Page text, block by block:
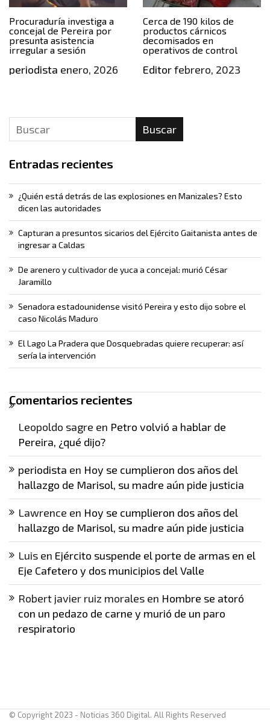
Procuraduría investiga a
concejal de Pereira por
presunta asistencia
irregular a sesión
periodista enero, 2026
Cerca de 190 kilos de
productos cárnicos
decomisados en
operativos de control
Editorfebrero, 2023
Buscar
Entradas recientes
¿Quién está detrás de las explosiones en Manizales? Esto
dicen las autoridades
Capturan a presuntos sicarios del Ejército Gaitanista antes de
ingresar a Caldas
De arenero y cultivador de yuca a concejal: murió César
Jaramillo
Senadora estadounidense visitó Pereira y esto dijo sobre el
caso Nicolás Maduro
El Lago La Pradera que Dosquebradas quiere recuperar: así
sería la intervención
Comentarios recientes
Leopoldo sagre en Petro volvió a hablar de
Pereira, ¿qué dijo?
periodista en Hoy se cumplieron dos años del
hallazgo de Marisol, su madre aún pide justicia
Lawrence en Hoy se cumplieron dos años del
hallazgo de Marisol, su madre aún pide justicia
Luis en Ejército suspende el porte de armas en el
Eje Cafetero y dos municipios del Valle
Robert javier ruiz morales en Hombre se atoró
con un pedazo de carne y murió de un paro
respiratorio
© Copyright 2023 - Noticias 360 Digital. All Rights Reserved